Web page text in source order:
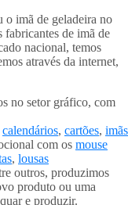
o imã de geladeira no
fabricantes de imã de
nacional, temos
através da internet,
no setor gráfico, com
calendários, cartões, imãs
com os mouse
, lousas
outros, produzimos
produto ou uma
e produzir.